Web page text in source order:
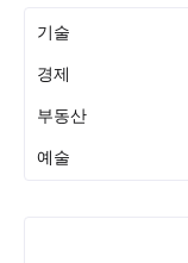
기술
경제
부동산
예술